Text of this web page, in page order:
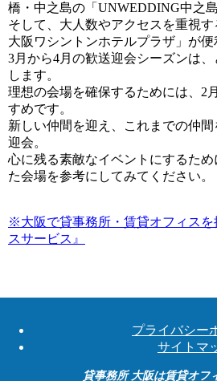
橋・中之島の「UNWEDDING中之
そして、大人数やアクセスを重視
大阪ワシントンホテルプラザ」が便
3月から4月の歓送迎会シーズンは
します。
理想の会場を確保するためには、2
すめです。
新しい仲間を迎え、これまでの仲
迎会。
心に残る素敵なイベントにするた
た会場を参考にしてみてください。
※大阪で貸事務所・賃貸オフィスを
スサービス』
プライバシー
サイトマ
貸事務所 大阪は賃貸オフ